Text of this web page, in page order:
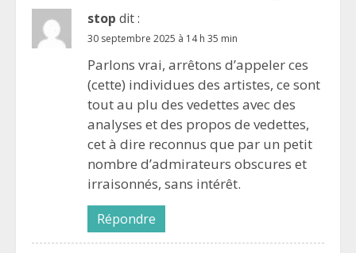
stop dit :
30 septembre 2025 à 14 h 35 min
Parlons vrai, arrêtons d’appeler ces
(cette) individues des artistes, ce sont
tout au plu des vedettes avec des
analyses et des propos de vedettes,
cet à dire reconnus que par un petit
nombre d’admirateurs obscures et
irraisonnés, sans intérêt.
Répondre